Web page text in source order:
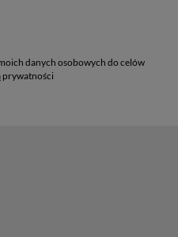
danych osobowych do celów
prywatności